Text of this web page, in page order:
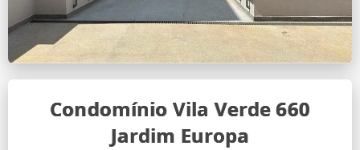
Condomínio Vila Verde 660
Jardim Europa